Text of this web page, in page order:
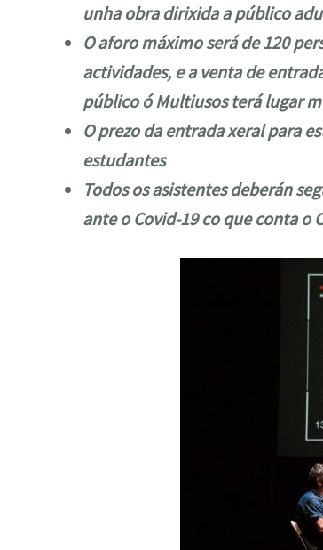
unha obra dirixida a público
O aforo máximo será de 120
actividades, e a venta de
público ó Multiusos terá lugar
O prezo da entrada xeral para
estudantes
Todos os asistentes deberán
ante o Covid-19 co que conta o